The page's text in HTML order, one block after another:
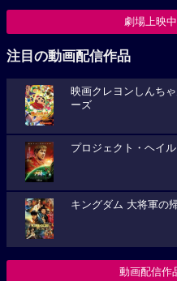
劇場上映
注目の動画配信作品
映画クレヨンしんち
ーズ
プロジェクト・ヘイ
キングダム 大将軍の
動画配信作